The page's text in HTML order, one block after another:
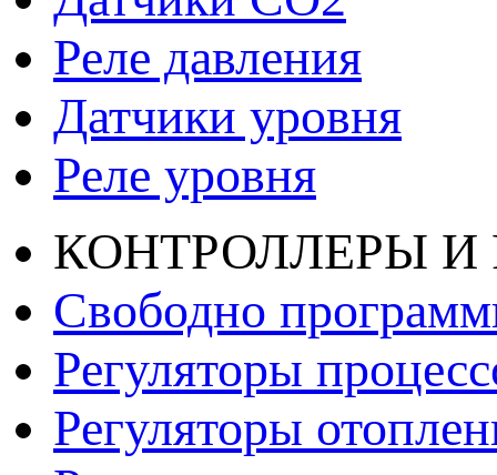
Реле давления
Датчики уровня
Реле уровня
КОНТРОЛЛЕРЫ И
Свободно
Регуляторы
Регуляторы